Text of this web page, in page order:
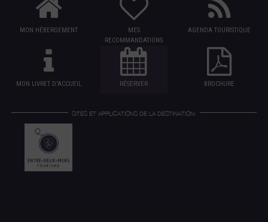
MON HÉBERGEMENT
MES
RECOMMANDATIONS
AGENDA TOURISTIQUE
MON LIVRET D'ACCUEIL RÉSERVER BROCHURE
SITES ET APPLICATIONS DE LA DESTINATION: